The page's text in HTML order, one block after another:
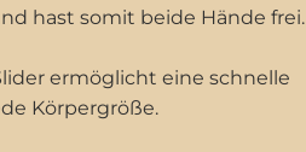
hast somit beide Hände frei.
ermöglicht eine schnelle
Körpergröße.